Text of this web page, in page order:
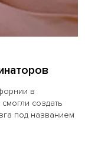
в
создать
под названием